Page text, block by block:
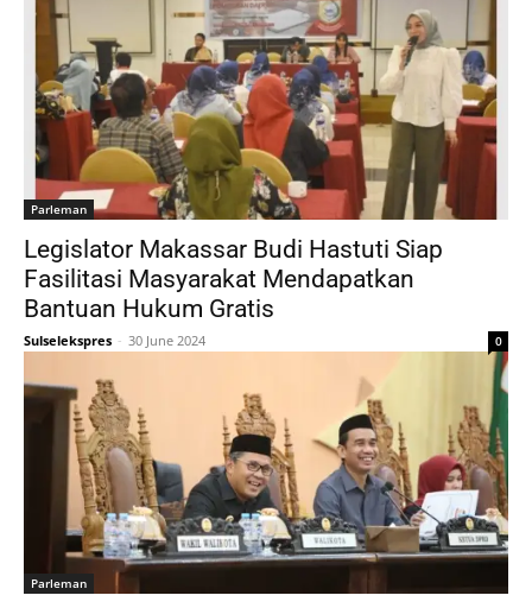
Parleman
Legislator Makassar Budi Hastuti Siap
Fasilitasi Masyarakat Mendapatkan
Bantuan Hukum Gratis
Sulselekspres - 30 June 2024 0
Parleman